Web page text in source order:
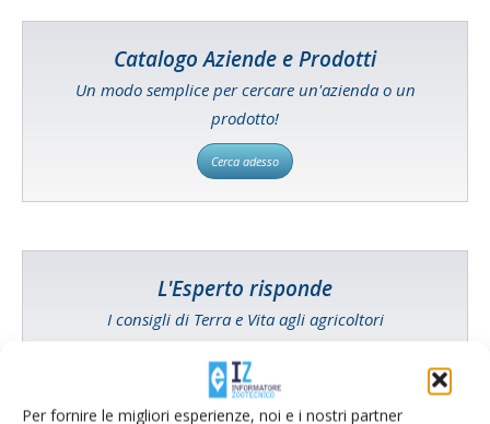
Per fornire le migliori esperienze, noi e i nostri partner
Catalogo Aziende e Prodotti
Un modo semplice per cercare un'azienda o un
prodotto!
Cerca adesso
L'Esperto risponde
I consigli di Terra e Vita agli agricoltori
Cerca adesso